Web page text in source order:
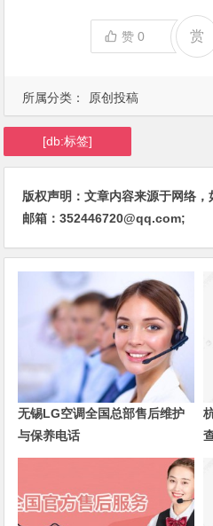
所属分类： 原创投稿
赞0 赏
[db:标签]
版权声明：文章内容来源于网络，
邮箱：352446720@qq.com;
无锡LG空调全国总部售后维护
与保养电话